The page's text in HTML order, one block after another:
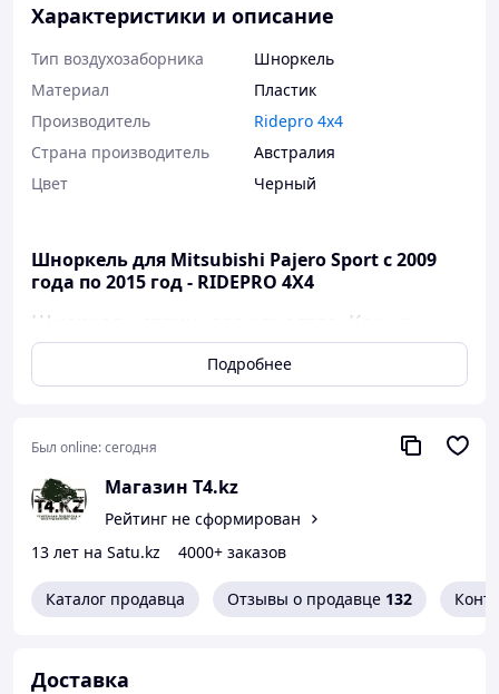
Характеристики и описание
Тип воздухозаборника
Шноркель
Материал
Пластик
Производитель
Ridepro 4x4
Страна производитель
Австралия
Цвет
Черный
Шноркель для Mitsubishi Pajero Sport с 2009
года по 2015 год - RIDEPRO 4X4
Шноркель отличного качества. Как на
фото.
Изготавливается из высококачественного
пластика. Крепления из нержавеющей
Встроенный отражатель дождя
попадала в двигатель во время ливня.
Шноркель — это незаменимый аксессуар
для любого внедорожника, пересекающего
препятствия. Защищает воздухозаборник
воздуха в двигатель и увеличивает его
Подробнее
Был online:сегодня
Магазин T4.kz
Рейтинг не сформирован
13 лет на Satu.kz
4000+ заказов
Каталог продавца Отзывы о продавце 132
Доставка